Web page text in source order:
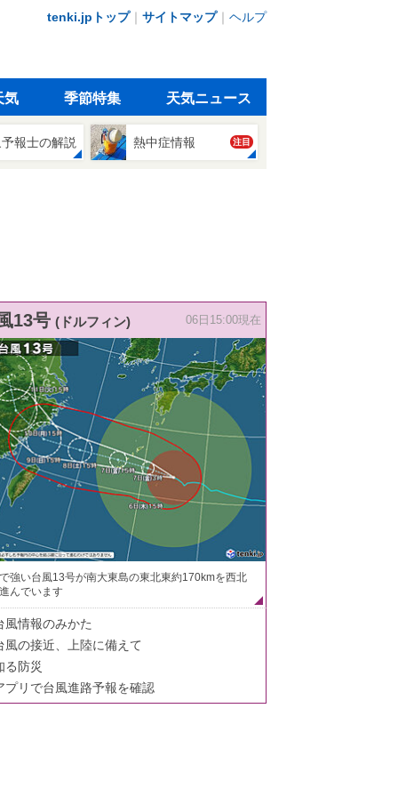
tenki.jpトップ｜ サイトマップ｜ ヘルプ
気 季節特集 天気ニュース
報士の解説 熱中症情報 注目
13号 (ドルフィン) 06日15:00現在
強い台風13号が南大東島の東北東約170kmを西北
んでいます
風情報のみかた
風の接近、上陸に備えて
る防災
プリで台風進路予報を確認